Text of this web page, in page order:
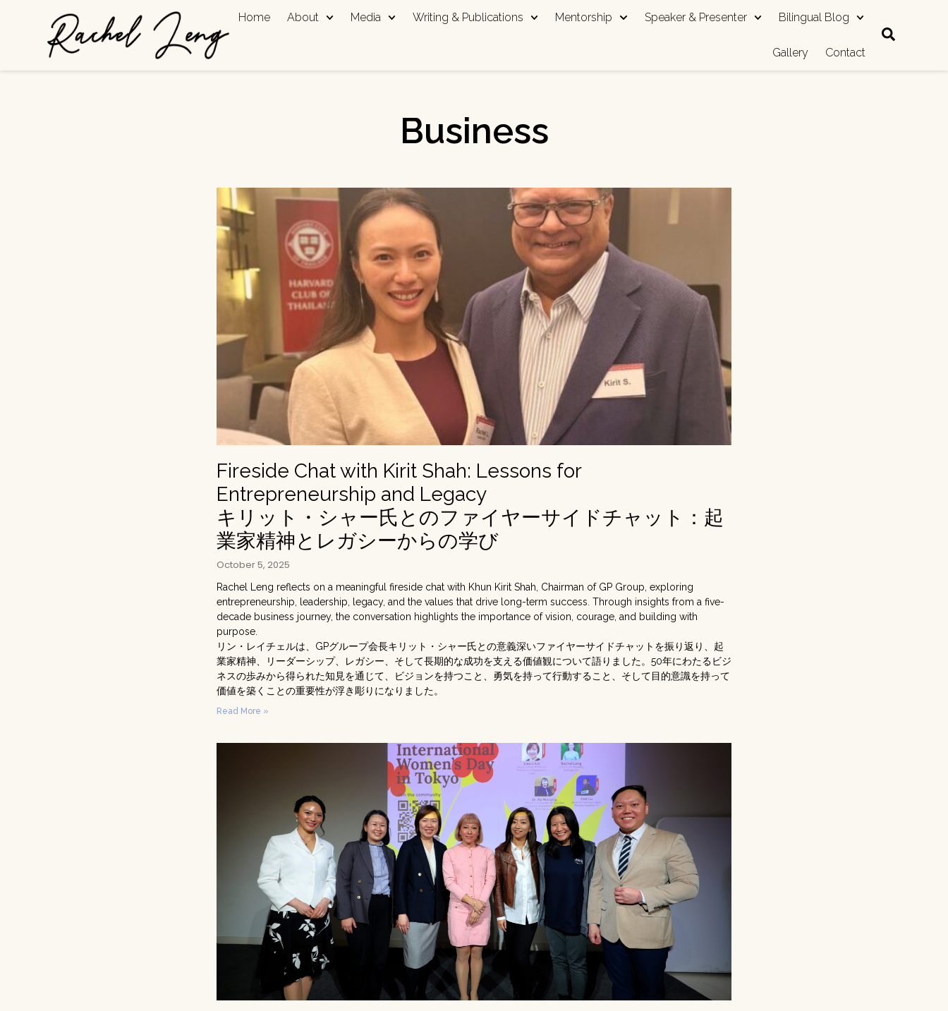
Home About Media Writing & Publications Mentorship Speaker & Presenter Bilingual Blog
Gallery Contact
Business
Fireside Chat with Kirit Shah: Lessons for
Entrepreneurship and Legacy
キリット・シャー氏とのファイヤーサイドチャット：起
業家精神とレガシーからの学び
October 5, 2025
Rachel Leng reflects on a meaningful fireside chat with Khun Kirit Shah, Chairman of GP Group, exploring
entrepreneurship, leadership, legacy, and the values that drive long-term success. Through insights from a five-
decade business journey, the conversation highlights the importance of vision, courage, and building with
purpose.
リン・レイチェルは、GPグループ会長キリット・シャー氏との意義深いファイヤーサイドチャットを振り返り、起
業家精神、リーダーシップ、レガシー、そして長期的な成功を支える価値観について語りました。50年にわたるビジ
ネスの歩みから得られた知見を通じて、ビジョンを持つこと、勇気を持って行動すること、そして目的意識を持って
価値を築くことの重要性が浮き彫りになりました。
Read More »